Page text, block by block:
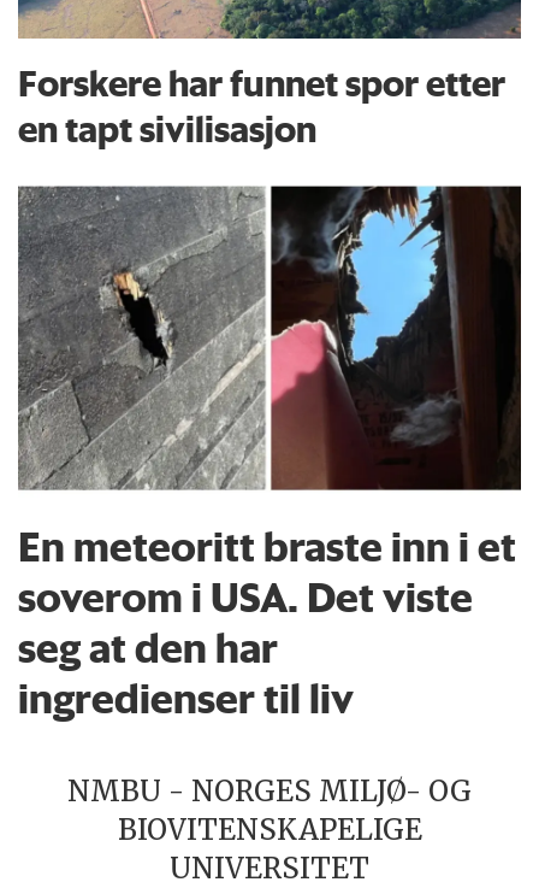
Forskere har funnet spor etter
en tapt sivilisasjon
En meteoritt braste inn i et
soverom i USA. Det viste
seg at den har
ingredienser til liv
NMBU - NORGES MILJØ- OG
BIOVITENSKAPELIGE
UNIVERSITET